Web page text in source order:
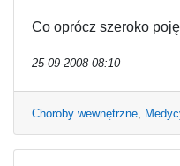
Co oprócz szeroko
25-09-2008 08:10
Choroby wewnętrzne,